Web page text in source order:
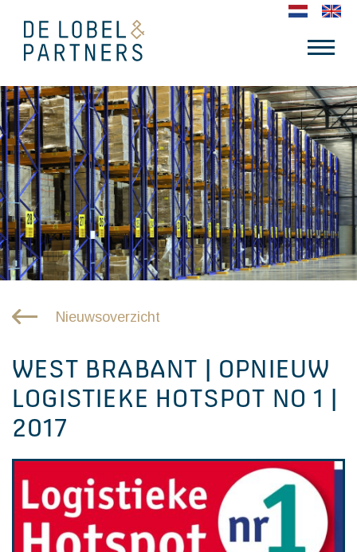
Nieuwsoverzicht
WEST BRABANT | OPNIEUW
LOGISTIEKE HOTSPOT NO 1 |
2017